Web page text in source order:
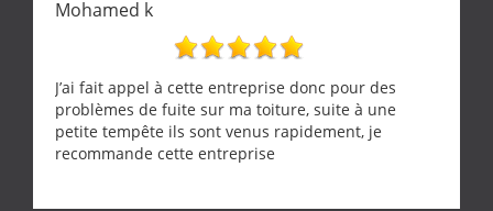
Mohamed k
J’ai fait appel à cette entreprise donc pour des
problèmes de fuite sur ma toiture, suite à une
petite tempête ils sont venus rapidement, je
recommande cette entreprise